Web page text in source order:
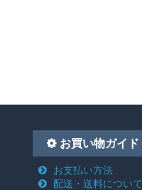
お買い物ガイド
お支払い方法
配送・送料について